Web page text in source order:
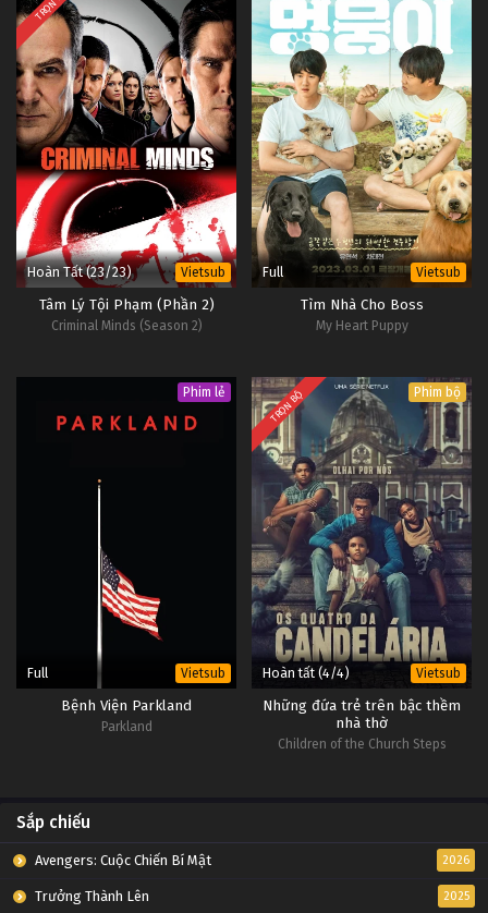
Hoàn Tất (23/23) Vietsub
Tâm Lý Tội Phạm (Phần 2)
Criminal Minds (Season 2)
Full Vietsub
Tìm Nhà Cho Boss
My Heart Puppy
Phim lẻ
Full Vietsub
Bệnh Viện Parkland
Parkland
TRỌN BỘ Phim bộ
Hoàn tất (4/4) Vietsub
Những đứa trẻ trên bậc thềm
nhà thờ
Children of the Church Steps
Sắp chiếu
Avengers: Cuộc Chiến Bí Mật 2026
Trưởng Thành Lên 2025